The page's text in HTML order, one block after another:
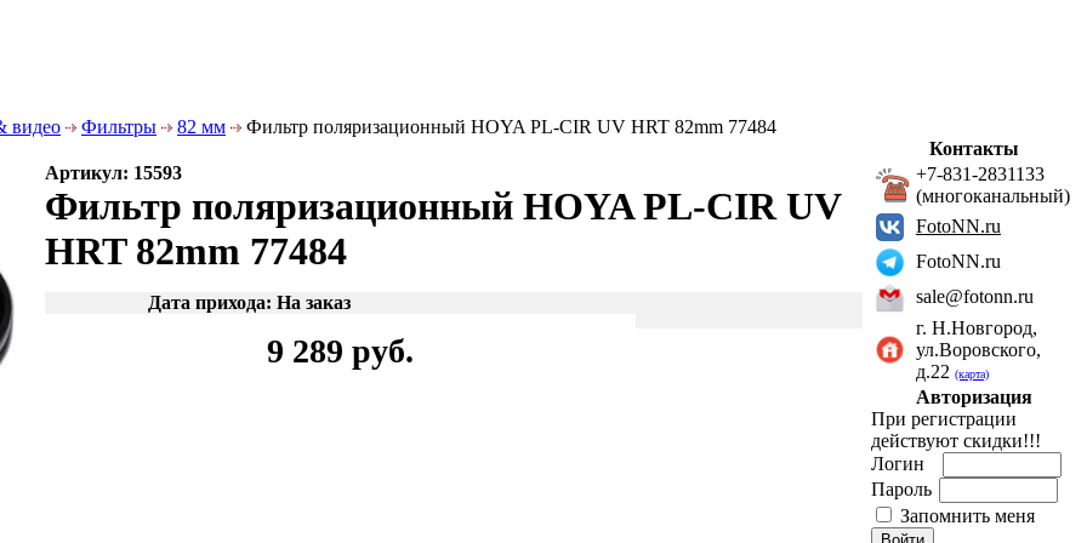
видео Фильтры 82 мм Фильтр поляризационный HOYA PL-CIR UV HRT 82mm 77484
Артикул: 15593
Фильтр поляризационный HOYA PL-CIR UV
HRT 82mm 77484
Дата прихода: На заказ
9 289 руб.
Контакты
+7-831-2831133
(многоканальный)
FotoNN.ru
FotoNN.ru
sale@fotonn.ru
г. Н.Новгород,
ул.Воровского,
д.22 (карта)
Авторизация
При регистрации
действуют скидки!!!
Логин
Пароль
Запомнить меня